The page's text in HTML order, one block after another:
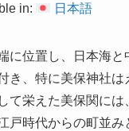
in: 日本語
に位置し、日本海
き、特に美保神社
て栄えた美保関に
戸時代からの町並